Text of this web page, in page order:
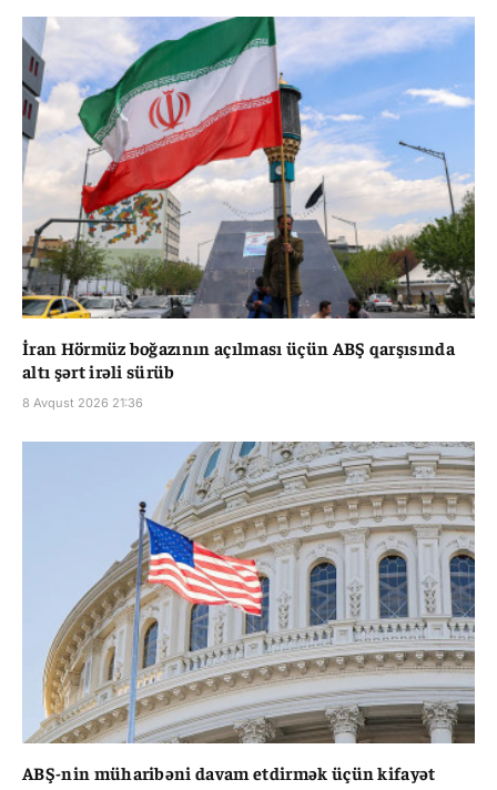
İran Hörmüz boğazının açılması üçün ABŞ qarşısında
altı şərt irəli sürüb
8 Avqust 2026 21:36
ABŞ-nin müharibəni davam etdirmək üçün kifayət